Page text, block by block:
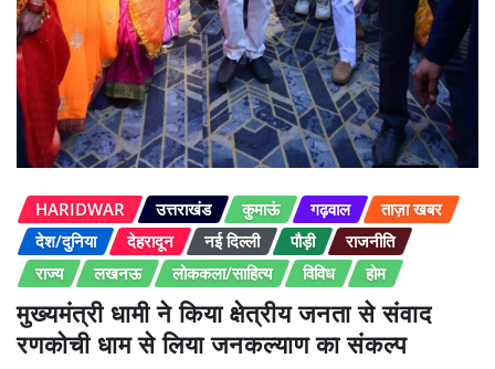
HARIDWAR उत्तराखंड कुमाऊं गढ़वाल
ताज़ा खबर
देश/दुनिया
देहरादून नई दिल्ली पौड़ी
राजनीति
राज्य
लखनऊ लोककला/साहित्य विविध होम
मुख्यमंत्री धामी ने किया क्षेत्रीय जनता से संवाद
रणकोची धाम से लिया जनकल्याण का संकल्प